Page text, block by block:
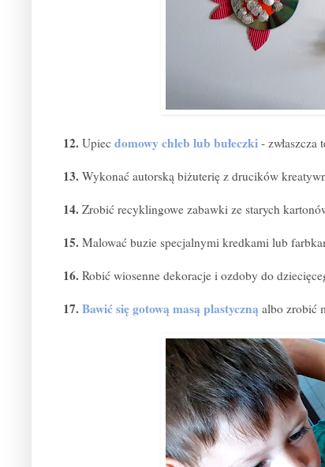
12. Upiec domowy chleb lub bułeczki -
13. Wykonać autorską biżuterię z drucików
14. Zrobić recyklingowe zabawki ze starych
15. Malować buzie specjalnymi kredkami lub
16. Robić wiosenne dekoracje i ozdoby do
17. Bawić się gotową masą plastyczną albo zrobić